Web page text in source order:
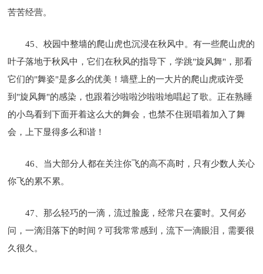
苦苦经营。
45、校园中整墙的爬山虎也沉浸在秋风中。有一些爬山虎的
叶子落地于秋风中，它们在秋风的指导下，学跳"旋风舞"，那看
它们的"舞姿"是多么的优美！墙壁上的一大片的爬山虎或许受
到"旋风舞"的感染，也跟着沙啦啦沙啦啦地唱起了歌。正在熟睡
的小鸟看到下面开着这么大的舞会，也禁不住斑唱着加入了舞
会，上下显得多么和谐！
46、当大部分人都在关注你飞的高不高时，只有少数人关心
你飞的累不累。
47、那么轻巧的一滴，流过脸庞，经常只在霎时。又何必
问，一滴泪落下的时间？可我常常感到，流下一滴眼泪，需要很
久很久。